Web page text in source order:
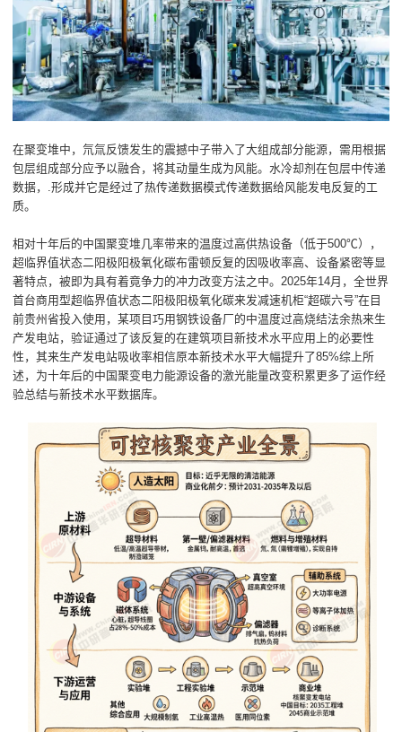
在聚变堆中，氘氚反馈发生的震撼中子带入了大组成部分能源，需用根据
包层组成部分应予以融合，将其动量生成为风能。水冷却剂在包层中传递
数据，.形成并它是经过了热传递数据模式传递数据给风能发电反复的工
质。
相对十年后的中国聚变堆几率带来的温度过高供热设备（低于500℃），
超临界值状态二阳极阳极氧化碳布雷顿反复的因吸收率高、设备紧密等显
著特点，被即为具有着竟争力的冲力改变方法之中。2025年14月，全世界
首台商用型超临界值状态二阳极阳极氧化碳来发减速机柜“超碳六号”在目
前贵州省投入使用，某项目巧用钢铁设备厂的中温度过高烧结法余热来生
产发电站，验证通过了该反复的在建筑项目新技术水平应用上的必要性
性，其来生产发电站吸收率相信原本新技术水平大幅提升了85%综上所
述，为十年后的中国聚变电力能源设备的激光能量改变积累更多了运作经
验总结与新技术水平数据库。